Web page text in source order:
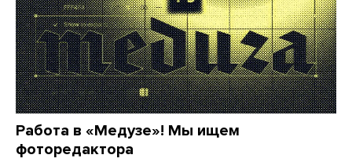
Работа в «Медузе»! Мы ищем
фоторедактора